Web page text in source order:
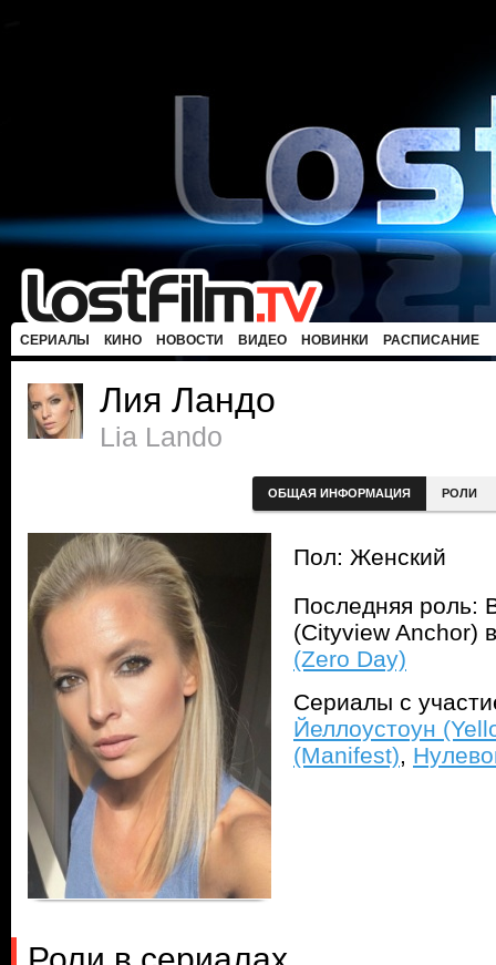
СЕРИАЛЫ КИНО НОВОСТИ ВИДЕО НОВИНКИ РАСПИСАНИЕ
Лия Ландо
Lia Lando
ОБЩАЯ ИНФОРМАЦИЯ РОЛИ
Пол: Женский
Последняя роль:
(Cityview Anchor)
(Zero Day)
Сериалы с
Йеллоустоун
(Manifest),